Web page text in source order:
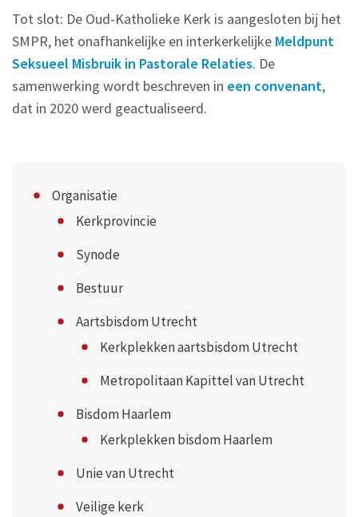
Tot slot: De Oud-Katholieke Kerk is aangesloten bij het
SMPR, het onafhankelijke en interkerkelijke Meldpunt
Seksueel Misbruik in Pastorale Relaties. De
samenwerking wordt beschreven in een convenant,
dat in 2020 werd geactualiseerd.
Organisatie
Kerkprovincie
Synode
Bestuur
Aartsbisdom Utrecht
Kerkplekken aartsbisdom Utrecht
Metropolitaan Kapittel van Utrecht
Bisdom Haarlem
Kerkplekken bisdom Haarlem
Unie van Utrecht
Veilige kerk